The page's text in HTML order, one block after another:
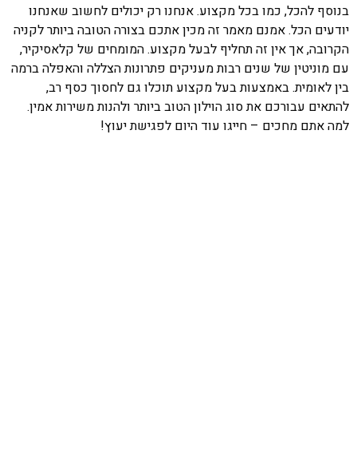
בנוסף להכל, כמו בכל מקצוע. אנחנו רק יכולים לחשוב שאנחנו
יודעים הכל. אמנם מאמר זה מכין אתכם בצורה הטובה ביותר לקניה
הקרובה, אך אין זה תחליף לבעל מקצוע. המומחים של קלאסיקיר,
עם מוניטין של שנים רבות מעניקים פתרונות הצללה והאפלה ברמה
בין לאומית. באמצעות בעל מקצוע תוכלו גם לחסוך כסף רב,
להתאים עבורכם את סוג הוילון הטוב ביותר ולהנות משירות אמין.
למה אתם מחכים – חייגו עוד היום לפגישת יעוץ!